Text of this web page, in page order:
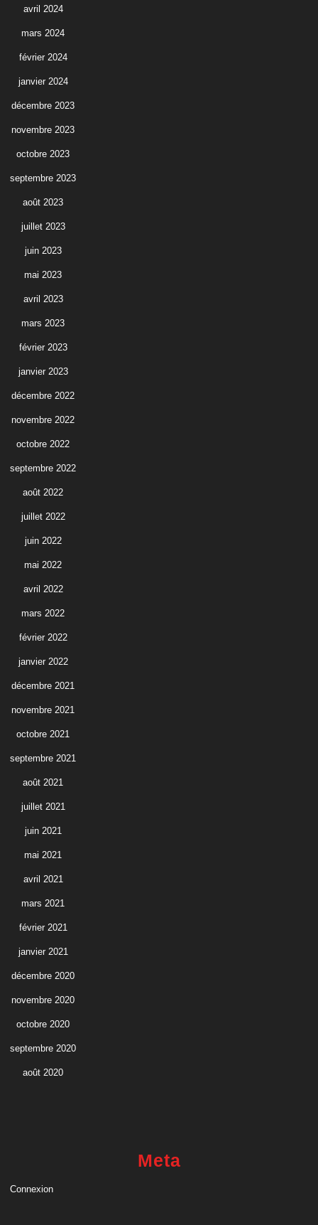
avril 2024
mars 2024
février 2024
janvier 2024
décembre 2023
novembre 2023
octobre 2023
septembre 2023
août 2023
juillet 2023
juin 2023
mai 2023
avril 2023
mars 2023
février 2023
janvier 2023
décembre 2022
novembre 2022
octobre 2022
septembre 2022
août 2022
juillet 2022
juin 2022
mai 2022
avril 2022
mars 2022
février 2022
janvier 2022
décembre 2021
novembre 2021
octobre 2021
septembre 2021
août 2021
juillet 2021
juin 2021
mai 2021
avril 2021
mars 2021
février 2021
janvier 2021
décembre 2020
novembre 2020
octobre 2020
septembre 2020
août 2020
Meta
Connexion